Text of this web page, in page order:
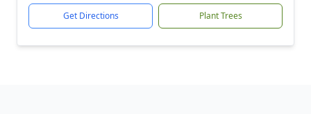
Get Directions Plant Trees